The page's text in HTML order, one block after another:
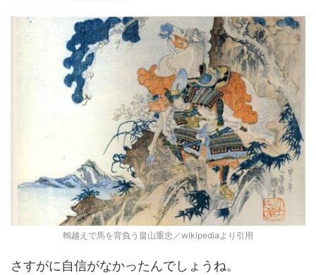
鵯越えで馬を背負う畠山重忠／wikipediaより引用
さすがに自信がなかったんでしょうね。